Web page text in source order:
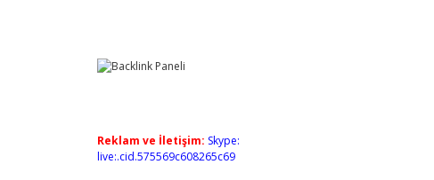
Reklam ve İletişim: Skype:
live:.cid.575569c608265c69